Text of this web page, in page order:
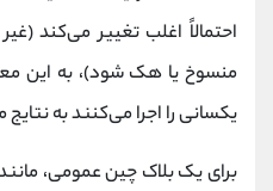
منسوخ یا هک شود)، به این
یکسانی را اجرا می‌کنند به
برای یک بلاک چین عمومی، مانند